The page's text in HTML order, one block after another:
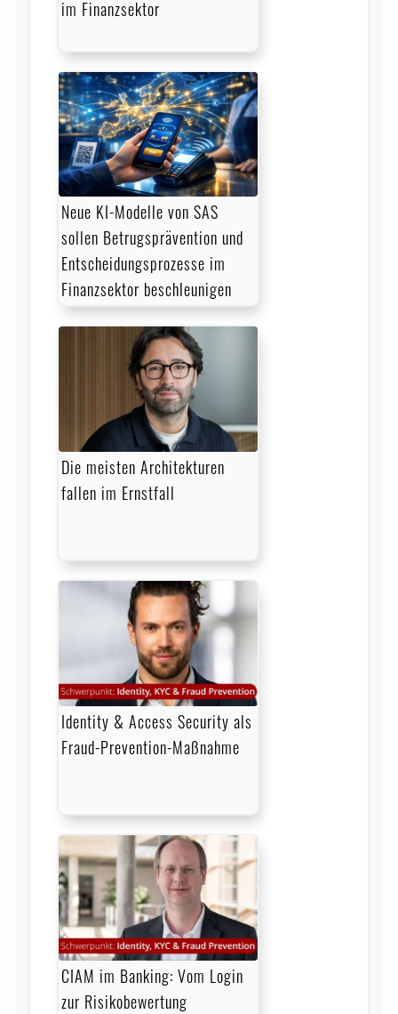
im Finanzsektor
Neue KI-Modelle von SAS
sollen Betrugsprävention und
Entscheidungsprozesse im
Finanzsektor beschleunigen
Die meisten Architekturen
fallen im Ernstfall
Identity & Access Security als
Fraud-Prevention-Maßnahme
CIAM im Banking: Vom Login
zur Risikobewertung